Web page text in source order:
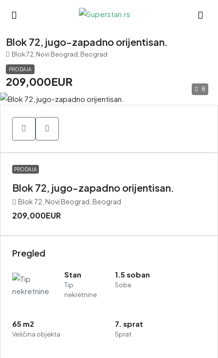
Blok 72, jugo-zapadno orijentisan.
Blok 72, Novi Beograd, Beograd
PRODAJA
209,000EUR
8
PRODAJA
Blok 72, jugo-zapadno orijentisan.
Blok 72, Novi Beograd, Beograd
209,000EUR
Pregled
Stan
Tip
nekretnine
1.5 soban
Sobe
65 m2
Veličina objekta
7. sprat
Sprat